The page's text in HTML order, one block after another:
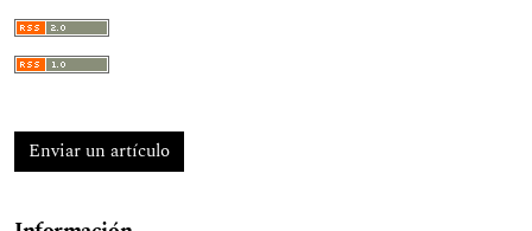
Enviar un artículo